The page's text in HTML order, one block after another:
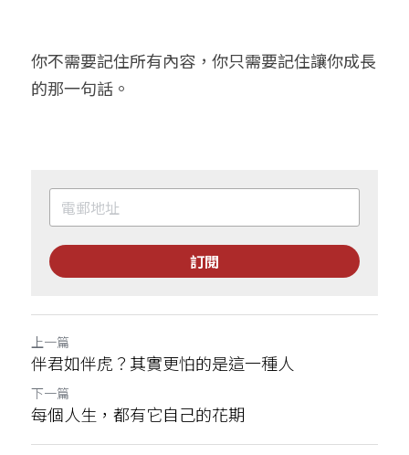
你不需要記住所有內容，你只需要記住讓你成長
的那一句話。
訂閱
上一篇
伴君如伴虎？其實更怕的是這一種人
下一篇
每個人生，都有它自己的花期